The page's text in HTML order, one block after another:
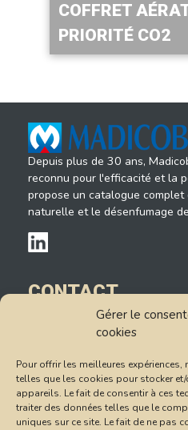
Gérer le
cookies
Pour offrir les meilleures
telles que les cookies pour stocker
appareils. Le fait de consentir à ces
traiter des données telles que le
uniques sur ce site. Le fait de ne pas
COFFRET
PRIORITÉ CO2
Depuis plus de 30 ans,
reconnu pour l'efficacité et la
propose un catalogue
naturelle et le désenfumage
CONTACT
14, rue du Petit Albi
Tél : 01.78.47.85.85
Formulaire de contact
Conditions Générales de Vente